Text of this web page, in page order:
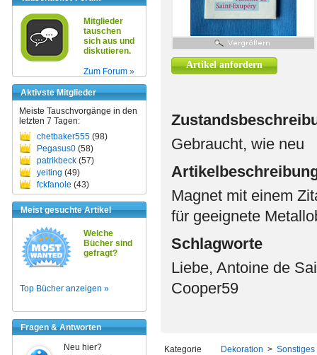
Mitglieder
tauschen
sich aus und
diskutieren.
Zum Forum »
Aktivste Mitglieder
Meiste Tauschvorgänge in den
letzten 7 Tagen:
chetbaker555 (98)
Pegasus0 (58)
patrikbeck (57)
yeiting (49)
fckfanole (43)
Meist gesuchte Artikel
Welche
Bücher sind
gefragt?
Top Bücher anzeigen »
Fragen & Antworten
Neu hier?
Artikel anfordern
Gebraucht, wie neu
Magnet mit einem
für geeignete
Schlagworte
Liebe, Antoine de
Cooper59
Kategorie Dekoration > Sonstiges